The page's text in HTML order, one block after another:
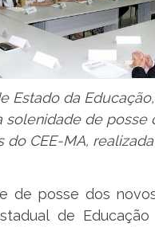
Estado da
solenidade de posse
do CEE-MA,
de posse dos
de